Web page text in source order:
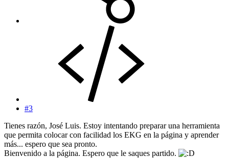
#3
Tienes razón, José Luis. Estoy intentando preparar una herramienta
que permita colocar con facilidad los EKG en la página y aprender
más... espero que sea pronto.
Bienvenido a la página. Espero que le saques partido.